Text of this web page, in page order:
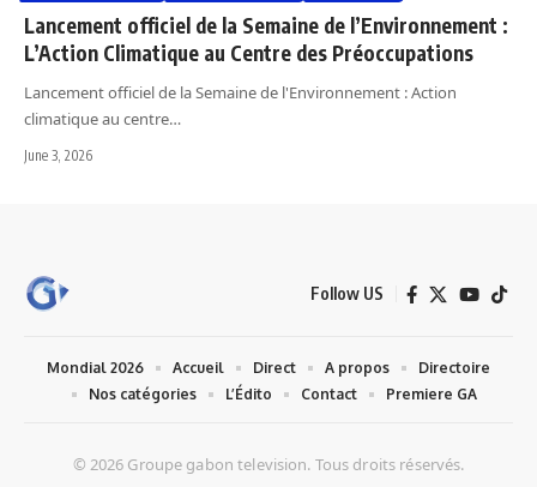
Lancement officiel de la Semaine de l’Environnement :
L’Action Climatique au Centre des Préoccupations
Lancement officiel de la Semaine de l'Environnement : Action
climatique au centre…
June 3, 2026
Follow US
© 2026 Groupe gabon television. Tous droits réservés.
Mondial 2026 Accueil Direct A propos
Directoire
Nos catégories
L’Édito Contact Premiere GA